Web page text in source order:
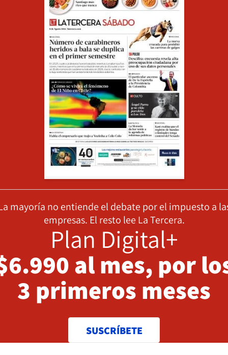
mayoría no entiende el debate por el impuesto a
empresas. El resto lee La Tercera.
Plan Digital+
al mes, por
3 primeros meses
SUSCRÍBETE